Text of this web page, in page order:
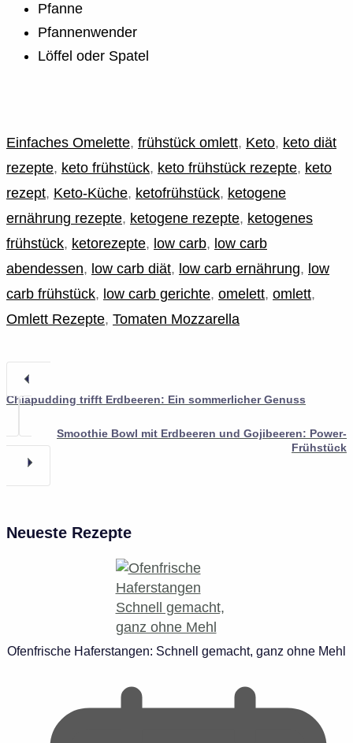
Pfanne
Pfannenwender
Löffel oder Spatel
Einfaches Omelette, frühstück omlett, Keto, keto diät
rezepte, keto frühstück, keto frühstück rezepte, keto
rezept, Keto-Küche, ketofrühstück, ketogene
ernährung rezepte, ketogene rezepte, ketogenes
frühstück, ketorezepte, low carb, low carb
abendessen, low carb diät, low carb ernährung, low
carb frühstück, low carb gerichte, omelett, omlett,
Omlett Rezepte, Tomaten Mozzarella
Chiapudding trifft Erdbeeren: Ein sommerlicher Genuss
Smoothie Bowl mit Erdbeeren und Gojibeeren: Power-
Frühstück
Neueste Rezepte
Ofenfrische Haferstangen: Schnell gemacht, ganz ohne Mehl